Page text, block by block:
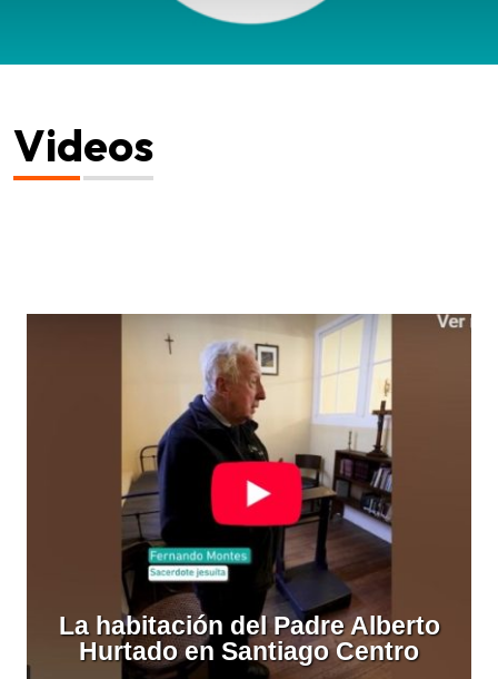
Videos
La habitación del Padre Alberto
Hurtado en Santiago Centro